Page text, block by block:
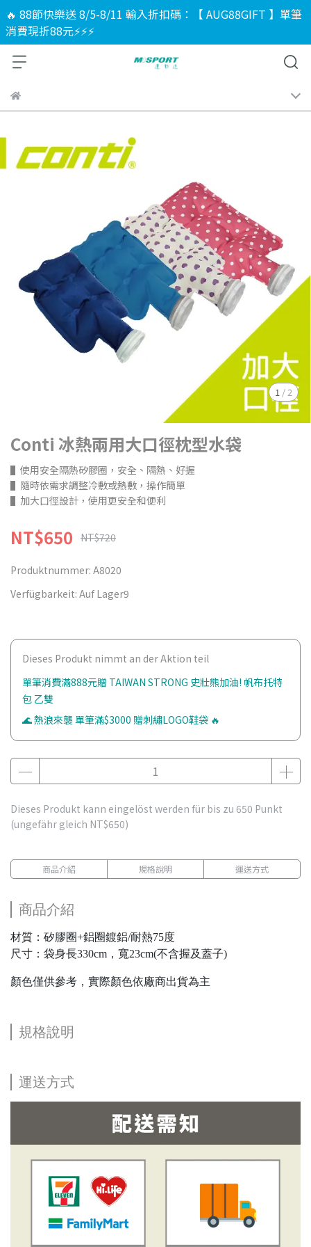
🔥 88節快樂送 8/5-8/11 輸入折扣碼：【 AUG88GIFT 】單筆
消費現折88元⚡⚡⚡
1 / 2
Conti 冰熱兩用大口徑枕型水袋
▌使用安全隔熱矽膠圈，安全、隔熱、好握
▌隨時依需求調整冷敷或熱敷，操作簡單
▌加大口徑設計，使用更安全和便利
NT$650 NT$720
Produktnummer: A8020
Verfügbarkeit: Auf Lager9
Dieses Produkt nimmt an der Aktion teil
單筆消費滿888元贈 TAIWAN STRONG 史壯熊加油! 帆布托特
包 乙雙
🌊 熱浪來襲 單筆滿$3000 贈刺繡LOGO鞋袋 🔥
Dieses Produkt kann eingelöst werden für bis zu 650 Punkt
(ungefähr gleich NT$650)
商品介紹 規格說明 運送方式
商品介紹
材質：矽膠圈+鋁圈鍍鋁/耐熱75度
尺寸：袋身長330cm，寬23cm(不含握及蓋子)
顏色僅供參考，實際顏色依廠商出貨為主
規格說明
運送方式